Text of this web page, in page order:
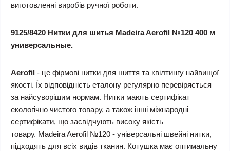
виготовленні виробів ручної роботи.
9125/8420 Нитки для шитья Madeira Aerofil №120 400 м
универсальные.
Aerofil - це фірмові нитки для шиття та квілтингу найвищої
якості. Їх відповідність еталону регулярно перевіряється
за найсуворішим нормам. Нитки мають сертифікат
екологічно чистого товару, а також інші міжнародні
сертифікати, що засвідчують високу якість
товару. Madeira Aerofil №120 - універсальні швейні нитки,
підходять для всіх видів тканин. Котушка має оптимальну